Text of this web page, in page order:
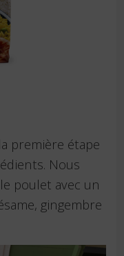
première étape
Nous
poulet avec un
gingembre